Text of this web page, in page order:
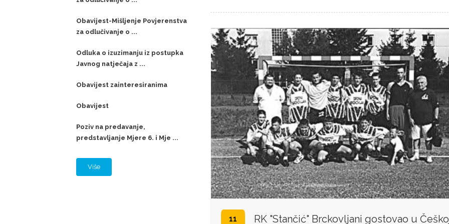
Obavijest-Mišljenje Povjerenstva
za odlučivanje o ...
Odluka o izuzimanju iz postupka
Javnog natječaja z ...
Obavijest zainteresiranima
Obavijest
Poziv na predavanje,
predstavljanje Mjere 6. i Mje ...
Više
11 RK "Stančić" Brckovljani gostovao u